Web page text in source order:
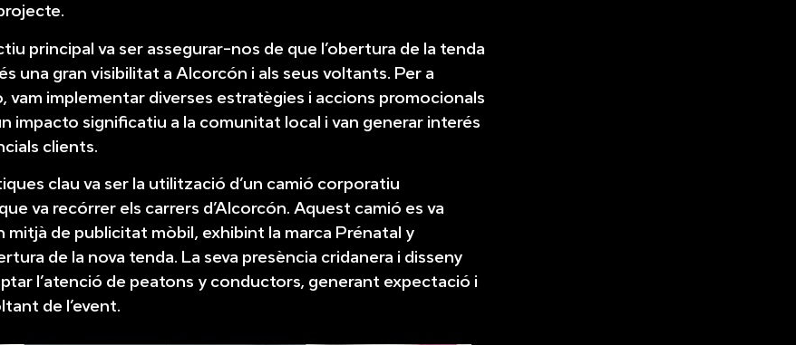
principal va ser assegurar-nos de que l’obertura de la tenda
una gran visibilitat a Alcorcón i als seus voltants. Per a
vam implementar diverses estratègies i accions promocionals
impacto significatiu a la comunitat local i van generar interés
clients.
clau va ser la utilització d’un camió corporatiu
va recórrer els carrers d’Alcorcón. Aquest camió es va
mitjà de publicitat mòbil, exhibint la marca Prénatal y
de la nova tenda. La seva presència cridanera i disseny
l’atenció de peatons y conductors, generant expectació i
de l’event.